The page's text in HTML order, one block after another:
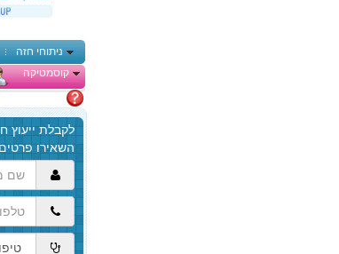
ניתוחי חזה
קוסמטיקה
הגעת
לתוכן
המרכזי,
באפשרותך
ללחוץ
אנטר
כדי
לדלג
לאזור